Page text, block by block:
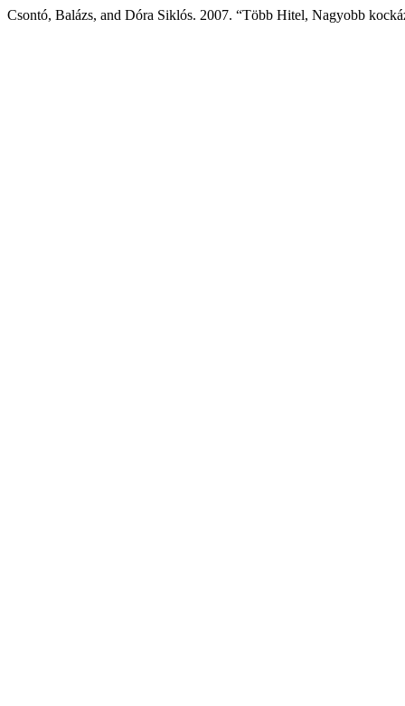
Csontó, Balázs, and Dóra Siklós. 2007. “Több Hitel, Nagyobb